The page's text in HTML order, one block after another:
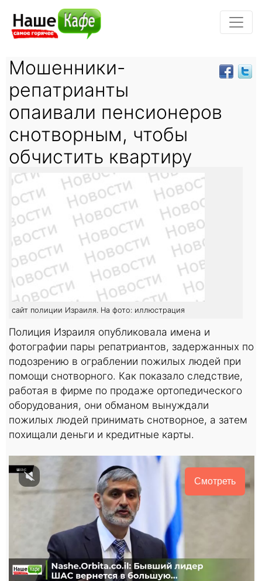
Мошенники-
репатрианты
опаивали пенсионеров
снотворным, чтобы
обчистить квартиру
сайт полиции Израиля. На фото: иллюстрация
Полиция Израиля опубликовала имена и
фотографии пары репатриантов, задержанных по
подозрению в ограблении пожилых людей при
помощи снотворного. Как показало следствие,
работая в фирме по продаже ортопедического
оборудования, они обманом вынуждали
пожилых людей принимать снотворное, а затем
похищали деньги и кредитные карты.
Смотреть